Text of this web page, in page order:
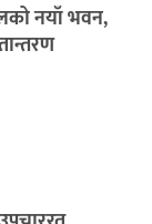
नयाँ भवन,